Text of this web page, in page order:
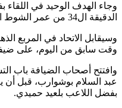
وجاء الهدف الوحيد في
الدقيقة ال34 من عمر الشوط الأول.
وسيقابل الاتحاد في المربع
وقت سابق من اليوم، على ضيفه
بفضل اللاعب بلعيد حميدي.